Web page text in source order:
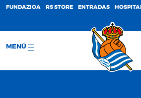
FUNDAZIOA RS STORE ENTRADAS
MENÚ